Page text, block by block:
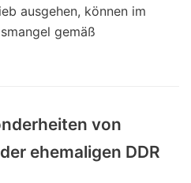
ausgehen, können im
gemäß
von
ehemaligen DDR